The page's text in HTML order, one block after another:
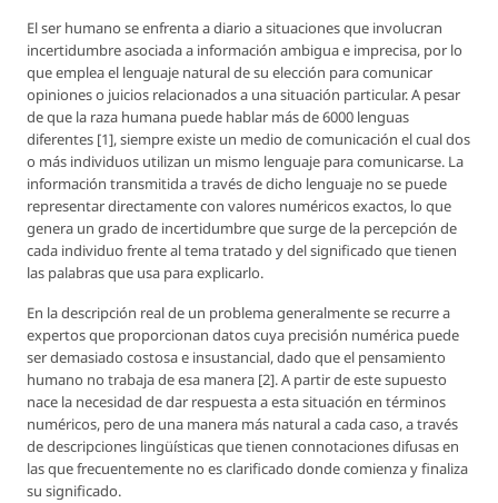
El ser humano se enfrenta a diario a situaciones que involucran
incertidumbre asociada a información ambigua e imprecisa, por lo
que emplea el lenguaje natural de su elección para comunicar
opiniones o juicios relacionados a una situación particular. A pesar
de que la raza humana puede hablar más de 6000 lenguas
diferentes [1], siempre existe un medio de comunicación el cual dos
o más individuos utilizan un mismo lenguaje para comunicarse. La
información transmitida a través de dicho lenguaje no se puede
representar directamente con valores numéricos exactos, lo que
genera un grado de incertidumbre que surge de la percepción de
cada individuo frente al tema tratado y del significado que tienen
las palabras que usa para explicarlo.
En la descripción real de un problema generalmente se recurre a
expertos que proporcionan datos cuya precisión numérica puede
ser demasiado costosa e insustancial, dado que el pensamiento
humano no trabaja de esa manera [2]. A partir de este supuesto
nace la necesidad de dar respuesta a esta situación en términos
numéricos, pero de una manera más natural a cada caso, a través
de descripciones lingüísticas que tienen connotaciones difusas en
las que frecuentemente no es clarificado donde comienza y finaliza
su significado.